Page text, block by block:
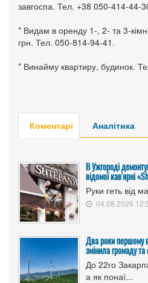
завгоспа. Тел. +38 050-414-44-
* Видам в оренду 1-, 2- та 3-
грн. Тел. 050-814-94-41.
* Винайму квартиру, будинок.
Коментарі Аналітика
В Ужгороді
відомої кав'ярні
Руки геть від
04.08.2026
Два роки першому
змінила громаду та
До 22го
а як понаї...